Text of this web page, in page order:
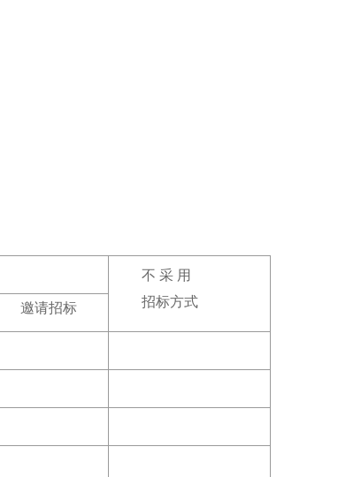
不 采 用
招标方式
邀请招标